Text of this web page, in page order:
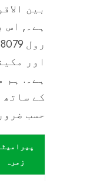
بین
ہے۔, اس
اور
ہے۔. ہم
کے ساتھ
حسب
زمرہ